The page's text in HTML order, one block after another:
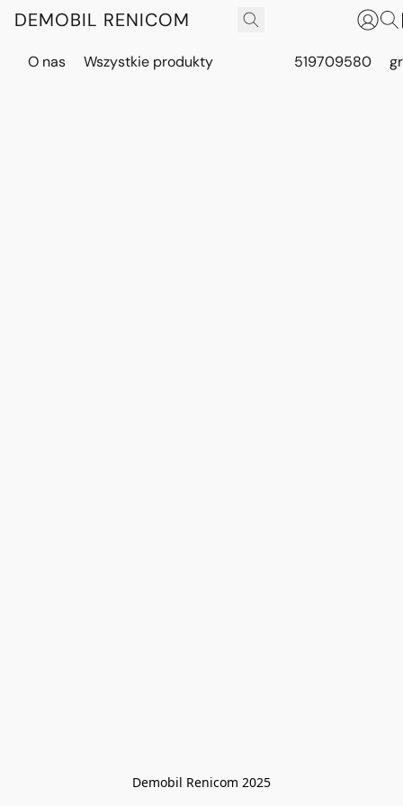
DEMOBIL RENICOM
O nas Wszystkie produkty 519709580
Demobil Renicom 2025